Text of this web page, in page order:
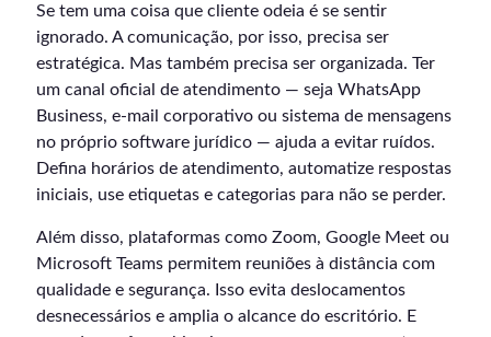
Se tem uma coisa que cliente odeia é se sentir
ignorado. A comunicação, por isso, precisa ser
estratégica. Mas também precisa ser organizada. Ter
um canal oficial de atendimento — seja WhatsApp
Business, e-mail corporativo ou sistema de mensagens
no próprio software jurídico — ajuda a evitar ruídos.
Defina horários de atendimento, automatize respostas
iniciais, use etiquetas e categorias para não se perder.
Além disso, plataformas como Zoom, Google Meet ou
Microsoft Teams permitem reuniões à distância com
qualidade e segurança. Isso evita deslocamentos
desnecessários e amplia o alcance do escritório. E